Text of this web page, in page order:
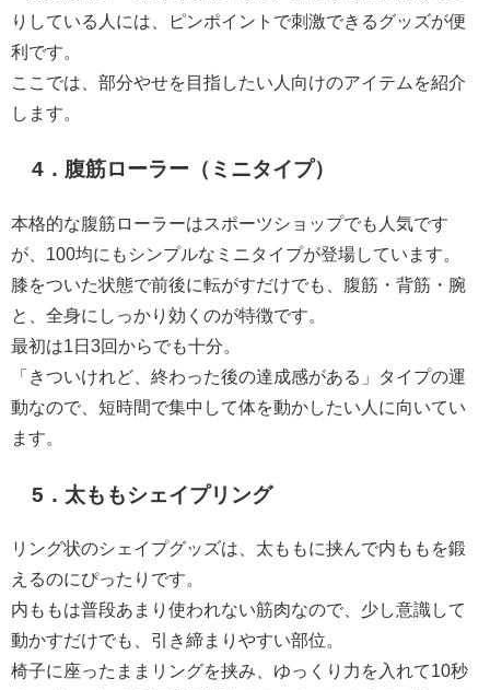
りしている人には、ピンポイントで刺激できるグッズが便
利です。
ここでは、部分やせを目指したい人向けのアイテムを紹介
します。
4．腹筋ローラー（ミニタイプ）
本格的な腹筋ローラーはスポーツショップでも人気です
が、100均にもシンプルなミニタイプが登場しています。
膝をついた状態で前後に転がすだけでも、腹筋・背筋・腕
と、全身にしっかり効くのが特徴です。
最初は1日3回からでも十分。
「きついけれど、終わった後の達成感がある」タイプの運
動なので、短時間で集中して体を動かしたい人に向いてい
ます。
5．太ももシェイプリング
リング状のシェイプグッズは、太ももに挟んで内ももを鍛
えるのにぴったりです。
内ももは普段あまり使われない筋肉なので、少し意識して
動かすだけでも、引き締まりやすい部位。
椅子に座ったままリングを挟み、ゆっくり力を入れて10秒